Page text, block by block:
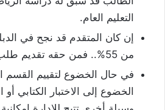
التعليم العام.
إن كان المتقدم قد نجح في
من 55%.. فمن حقه تقديم طلب تسجيل في الكلية.
في حال الخضوع لتقييم القسم
الخضوع إلى الاختبار الكتابي